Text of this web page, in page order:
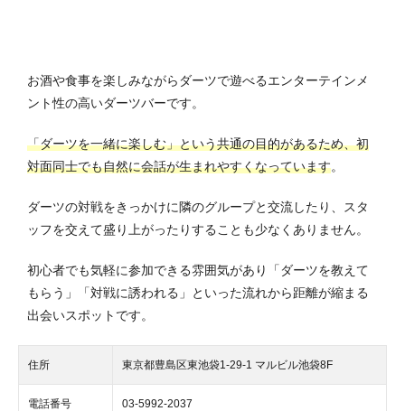
お酒や食事を楽しみながらダーツで遊べるエンターテインメ
ント性の高いダーツバーです。
「ダーツを一緒に楽しむ」という共通の目的があるため、初
対面同士でも自然に会話が生まれやすくなっています。
ダーツの対戦をきっかけに隣のグループと交流したり、スタ
ッフを交えて盛り上がったりすることも少なくありません。
初心者でも気軽に参加できる雰囲気があり「ダーツを教えて
もらう」「対戦に誘われる」といった流れから距離が縮まる
出会いスポットです。
住所 東京都豊島区東池袋1-29-1 マルビル池袋8F
電話番号 03-5992-2037